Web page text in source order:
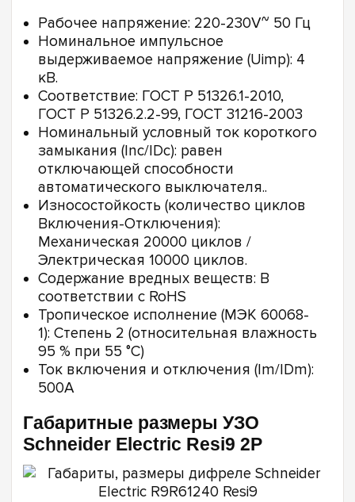
Рабочее напряжение: 220-230V~ 50 Гц
Номинальное импульсное
выдерживаемое напряжение (Uimp): 4
кВ.
Соответствие: ГОСТ Р 51326.1-2010,
ГОСТ Р 51326.2.2-99, ГОСТ 31216-2003
Номинальный условный ток короткого
замыкания (Inc/IDc): равен
отключающей способности
автоматического выключателя..
Износостойкость (количество циклов
Включения-Отключения):
Механическая 20000 циклов /
Электрическая 10000 циклов.
Содержание вредных веществ: В
соответствии с RoHS
Тропическое исполнение (МЭК 60068-
1): Степень 2 (относительная влажность
95 % при 55 °C)
Ток включения и отключения (Im/IDm):
500А
Габаритные размеры УЗО
Schneider Electric Resi9 2P